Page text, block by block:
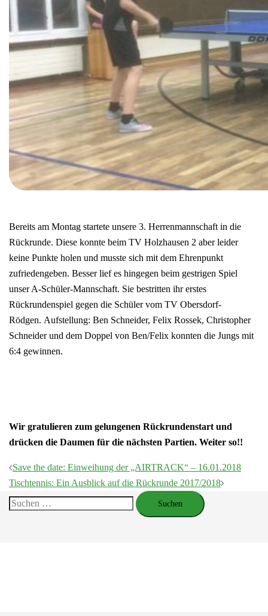
Bereits am Montag startete unsere 3. Herrenmannschaft in die
Rückrunde. Diese konnte beim TV Holzhausen 2 aber leider
keine Punkte holen und musste sich mit dem Ehrenpunkt
zufriedengeben. Besser lief es hingegen beim gestrigen Spiel
unser A-Schüler-Mannschaft. Sie bestritten ihr erstes
Rückrundenspiel gegen die Schüler vom TV Obersdorf-
Rödgen. Aufstellung: Ben Schneider, Felix Rossek, Christopher
Schneider und dem Doppel von Ben/Felix konnten die Jungs mit
6:4 gewinnen.
Wir gratulieren zum gelungenen Rückrundenstart und
drücken die Daumen für die nächsten Partien. Weiter so!!
Beitragsnavigation
Save the date: Einweihung der „AIRTRACK“ – 16.01.2018
Tischtennis: Ein Ausblick auf die Rückrunde 2017/2018
Suchen